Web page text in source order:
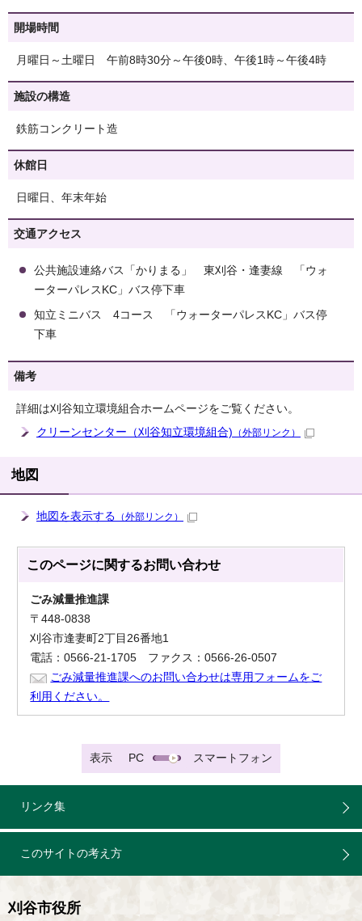
開場時間
月曜日～土曜日 午前8時30分～午後0時、午後1時～午後4時
施設の構造
鉄筋コンクリート造
休館日
日曜日、年末年始
交通アクセス
公共施設連絡バス「かりまる」 東刈谷・逢妻線 「ウォ
ーターパレスKC」バス停下車
知立ミニバス 4コース 「ウォーターパレスKC」バス停
下車
備考
詳細は刈谷知立環境組合ホームページをご覧ください。
クリーンセンター（刈谷知立環境組合) （外部リンク）
地図
地図を表示する （外部リンク）
このページに関するお問い合わせ
ごみ減量推進課
〒448-0838
刈谷市逢妻町2丁目26番地1
電話：0566-21-1705 ファクス：0566-26-0507
ごみ減量推進課へのお問い合わせは専用フォームをご
利用ください。
表示 PC スマートフォン
リンク集
このサイトの考え方
刈谷市役所